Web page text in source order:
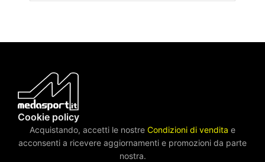
Cookie policy
Acquistando, accetti le nostre Condizioni di vendita e
acconsenti a ricevere aggiornamenti e promozioni da parte
nostra.